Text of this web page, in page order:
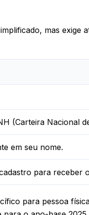
mas exige
(Carteira Nacional
em seu nome.
para receber
para pessoa